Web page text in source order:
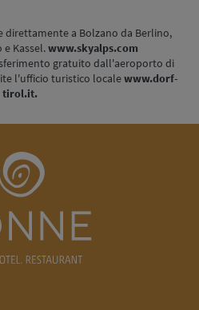
a Bolzano da Berlino,
Kassel.www.skyalps.com
gratuito dall'aeroporto di
l'ufficio turistico localewww.dorf-
tirol.it.